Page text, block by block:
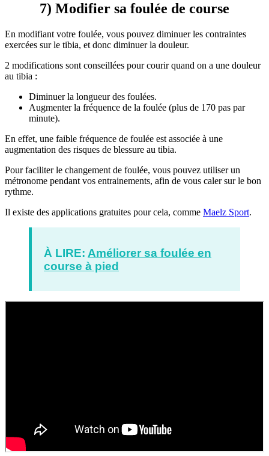
7) Modifier sa foulée de course
En modifiant votre foulée, vous pouvez diminuer les contraintes
exercées sur le tibia, et donc diminuer la douleur.
2 modifications sont conseillées pour courir quand on a une douleur
au tibia :
Diminuer la longueur des foulées.
Augmenter la fréquence de la foulée (plus de 170 pas par
minute).
En effet, une faible fréquence de foulée est associée à une
augmentation des risques de blessure au tibia.
Pour faciliter le changement de foulée, vous pouvez utiliser un
métronome pendant vos entrainements, afin de vous caler sur le bon
rythme.
Il existe des applications gratuites pour cela, comme Maelz Sport.
À LIRE: Améliorer sa foulée en
course à pied